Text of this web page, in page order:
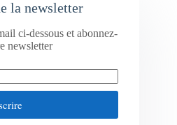
la newsletter
ci-dessous et abonnez-
newsletter